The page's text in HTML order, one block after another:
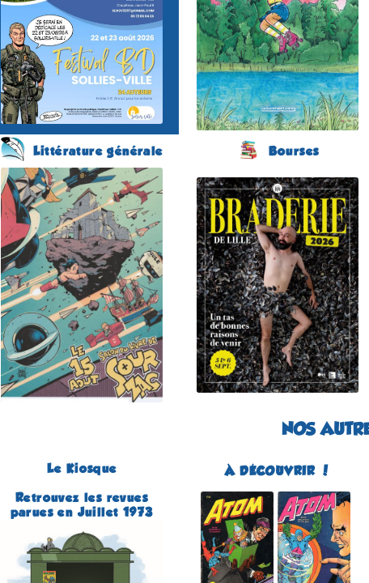
d'informations
Plus d'informations
Littérature générale Bourses
Salon du Livre et de la
Bande Dessinée
(13 éme édition)
SOURZAC
(Dordogne - France)
le 15 août 2026
Plus d'informations
(11 éme édition)
LILLE
(Nord - France)
du 5 au 6 septembre
2026
Plus d'informations
NOS
Le Kiosque À DÉCOUVRIR !
Retrouvez les revues
parues en Juillet 1973
Atom
Édité par Arédit
Dans la collection Pop
Magazine
Dans la catégorie
REVUES